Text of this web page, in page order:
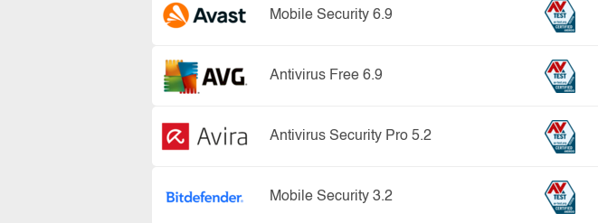
Mobile Security 6.9
Antivirus Free 6.9
Antivirus Security Pro 5.2
Mobile Security 3.2